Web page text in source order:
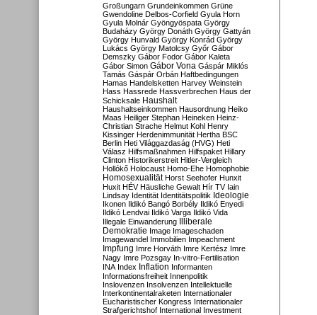
Großungarn Grundeinkommen Grüne
Gwendoline Delbos-Corfield Gyula Horn
Gyula Molnár Gyöngyöspata György
Budaházy György Donáth György Gattyán
György Hunvald György Konrád György
Lukács György Matolcsy Győr Gábor
Demszky Gábor Fodor Gábor Kaleta
Gábor Simon Gábor Vona Gáspár Miklós
Tamás Gáspár Orbán Haftbedingungen
Hamas Handelsketten Harvey Weinstein
Hass Hassrede Hassverbrechen Haus der
Schicksale Haushalt
Haushaltseinkommen Hausordnung Heiko
Maas Heiliger Stephan Heineken Heinz-
Christian Strache Helmut Kohl Henry
Kissinger Herdenimmunität Hertha BSC
Berlin Heti Világgazdaság (HVG) Heti
Válasz Hilfsmaßnahmen Hilfspaket Hillary
Clinton Historikerstreit Hitler-Vergleich
Hollókő Holocaust Homo-Ehe Homophobie
Homosexualität Horst Seehofer Hunxit
Huxit HÉV Häusliche Gewalt Hír TV Iain
Lindsay Identität Identitätspolitik Ideologie
Ikonen Ildikó Bangó Borbély Ildikó Enyedi
Ildikó Lendvai Ildikó Varga Ildikó Vida
Illegale Einwanderung Illiberale
Demokratie Image Imageschaden
Imagewandel Immobilien Impeachment
Impfung Imre Horváth Imre Kertész Imre
Nagy Imre Pozsgay In-vitro-Fertilisation
INA Index Inflation Informanten
Informationsfreiheit Innenpolitik
Inslovenzen Insolvenzen Intellektuelle
Interkontinentalraketen Internationaler
Eucharistischer Kongress Internationaler
Strafgerichtshof International Investment